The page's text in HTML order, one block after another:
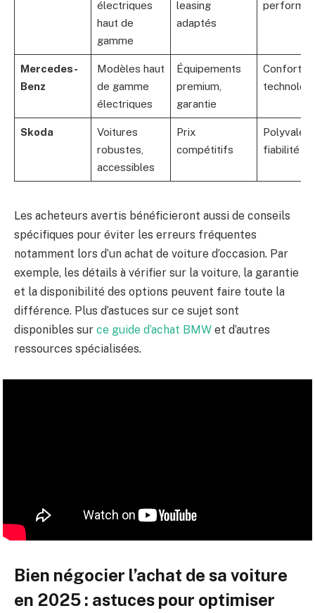
électriques
haut de
gamme
leasing
adaptés
Mercedes-
Benz
Modèles haut
de gamme
électriques
Équipements
premium,
garantie
Confort,
Skoda
Voitures
robustes,
accessibles
Prix
compétitifs
fiabilité
Les acheteurs avertis bénéficieront aussi de conseils
spécifiques pour éviter les erreurs fréquentes
notamment lors d’un achat de voiture d’occasion. Par
exemple, les détails à vérifier sur la voiture, la garantie
et la disponibilité des options peuvent faire toute la
différence. Plus d’astuces sur ce sujet sont
disponibles sur ce guide d’achat BMW et d’autres
ressources spécialisées.
Bien négocier l’achat de sa voiture
en 2025 : astuces pour optimiser